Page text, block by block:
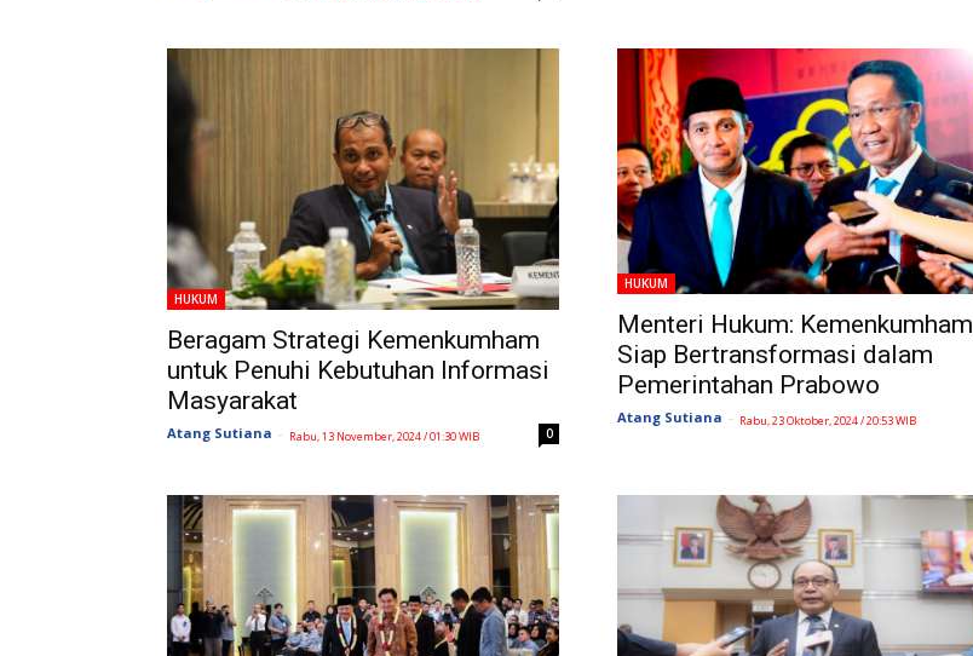
HUKUM
Beragam Strategi Kemenkumham
untuk Penuhi Kebutuhan Informasi
Masyarakat
Atang Sutiana - Rabu, 13 November, 2024 / 01:30 WIB 0
HUKUM
Menteri Hukum: Kemenkumham
Siap Bertransformasi dalam
Pemerintahan Prabowo
Atang Sutiana - Rabu, 23 Oktober, 2024 / 20:53 WIB